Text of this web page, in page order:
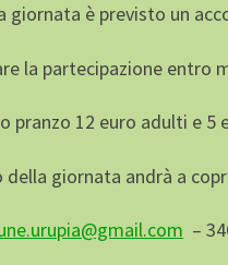
giornata è previsto un
la partecipazione entro
pranzo 12 euro adulti e 5
della giornata andrà a
–